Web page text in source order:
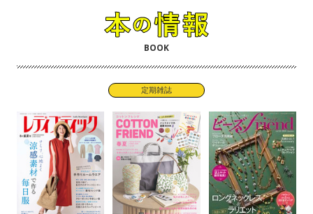
BOOK
定期雑誌